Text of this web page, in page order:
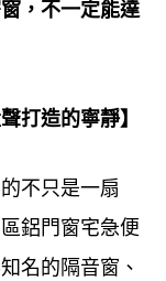
以「 顧客至
居住品質。 具
結合專業知
與合理的價
，不一定能達
打造的寧靜】
不只是一扇
鋁門窗宅急便
名的隔音窗、